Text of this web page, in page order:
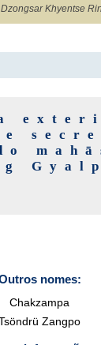
Khyentse
nomes:
Chakzampa
Zangpo